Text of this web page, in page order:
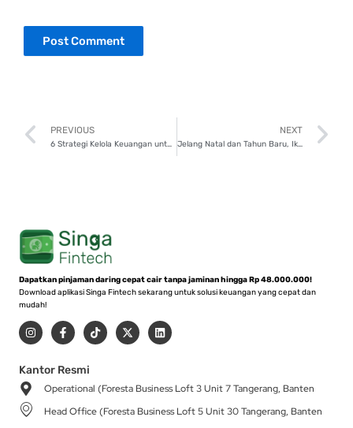
Prev
PREVIOUS
6 Strategi Kelola Keuangan untuk Ikut Kompetisi Gaming Nasional
NEXT
Jelang Natal dan Tahun Baru, Ikuti 5 Tips Atur Anggaran
Dapatkan pinjaman daring cepat cair tanpa jaminan hingga Rp 48.000.000!
Download aplikasi Singa Fintech sekarang untuk solusi keuangan yang cepat dan
mudah!
I
n
s
a
g
r
a
m
F
a
c
b
o
-
T
i
k
X
-
t
t
r
L
i
n
i
Kantor Resmi
Operational (Foresta Business Loft 3 Unit 7 Tangerang, Banten
Head Office (Foresta Business Loft 5 Unit 30 Tangerang, Banten